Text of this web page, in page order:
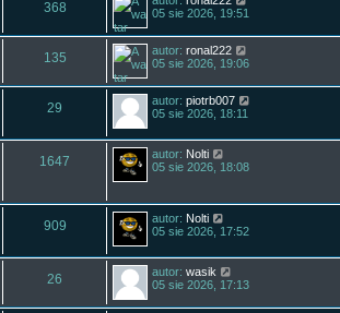
368
05 sie 2026, 19:51
135 autor: ronal222
05 sie 2026, 19:06
29 autor: piotrb007
05 sie 2026, 18:11
1647 autor: Nolti
05 sie 2026, 18:08
909 autor: Nolti
05 sie 2026, 17:52
26 autor: wasik
05 sie 2026, 17:13